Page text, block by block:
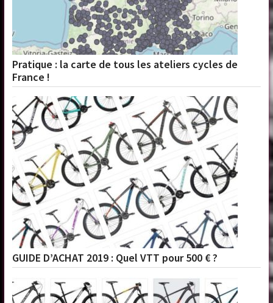
Pratique : la carte de tous les ateliers cycles de
France !
GUIDE D’ACHAT 2019 : Quel VTT pour 500 € ?